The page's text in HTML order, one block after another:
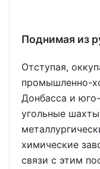
Поднимая из
Отступая,
промышленно-
Донбасса и
угольные
химические
связи с этим